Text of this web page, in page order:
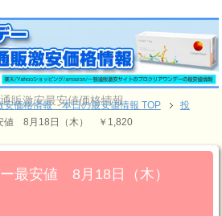
販激安最安値価格情報
安価格情報 本日の最安値情報 TOP
投
値 8月18日（木） ￥1,820
ー最安値 8月18日（木）